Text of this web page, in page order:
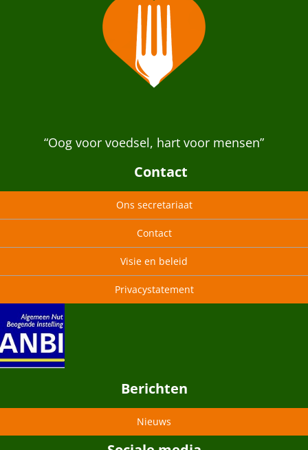
“Oog voor voedsel, hart voor mensen”
Contact
Ons secretariaat
Contact
Visie en beleid
Privacystatement
Berichten
Nieuws